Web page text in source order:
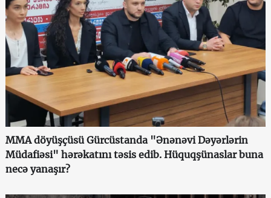
MMA döyüşçüsü Gürcüstanda "Ənənəvi Dəyərlərin
Müdafiəsi" hərəkatını təsis edib. Hüquqşünaslar buna
necə yanaşır?